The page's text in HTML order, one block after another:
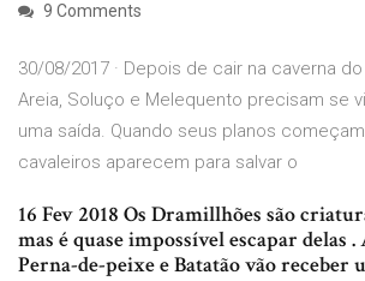
9 Comments
30/08/2017 · Depois de cair na caverna
Areia, Soluço e Melequento precisam se
uma saída. Quando seus planos
cavaleiros aparecem para salvar o
16 Fev 2018 Os Dramillhões são
mas é quase impossível escapar delas
Perna-de-peixe e Batatão vão receber